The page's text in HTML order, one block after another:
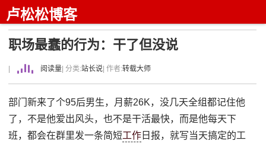
卢松松博客
职场最蠢的行为：干了但没说
阅读量 | 分类:站长说 | 作者:转载大师
部门新来了个95后男生，月薪26K，没几天全组都记住他
了，不是他爱出风头，也不是干活最快，而是他每天下
班，都会在群里发一条简短工作 日报，就写当天搞定的工